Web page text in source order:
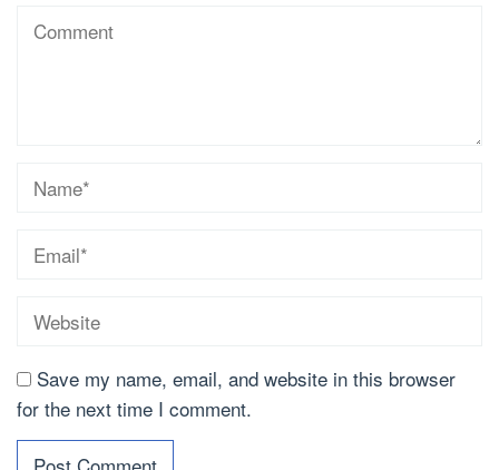
Save my name, email, and website in this browser
for the next time I comment.